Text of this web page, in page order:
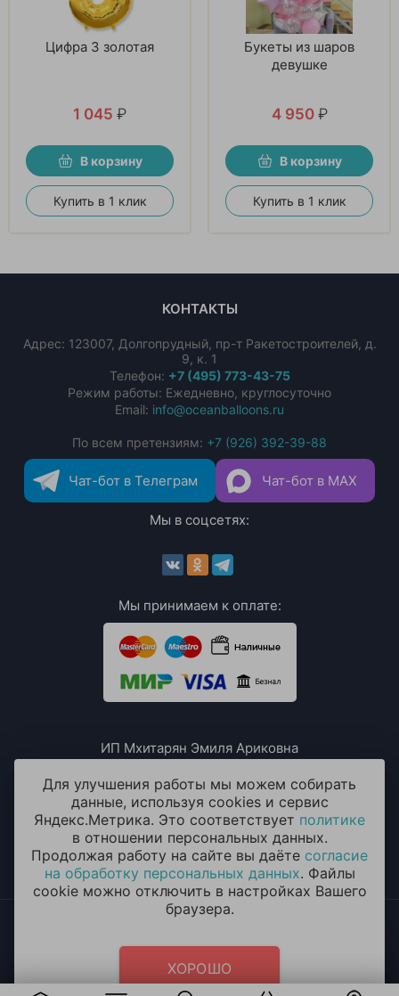
Цифра 3 золотая
1 045 ₽
В корзину
Купить в 1 клик
Букеты из шаров
девушке
4 950 ₽
В корзину
Купить в 1 клик
КОНТАКТЫ
Адрес: 123007, Долгопрудный, пр-т Ракетостроителей, д.
9, к. 1
Телефон: +7 (495) 773-43-75
Режим работы: Ежедневно, круглосуточно
Email: info@oceanballoons.ru
По всем претензиям: +7 (926) 392-39-88
Чат-бот в Телеграм Чат-бот в MAX
Мы в соцсетях:
Мы принимаем к оплате:
ИП Мхитарян Эмиля Ариковна
ИНН: 771385063807
ОГРН / ОГРНИП: 319508100076230
2014 - 2026 © «ОКЕАН ШАРОВ» Воздушные шары с
Политика конфиденциальности
согласие на обработку
персональных данных
Для улучшения работы мы можем собирать
данные, используя cookies и сервис
Яндекс.Метрика. Это соответствует политике
в отношении персональных данных.
Продолжая работу на сайте вы даёте согласие
на обработку персональных данных. Файлы
cookie можно отключить в настройках Вашего
браузера.
ХОРОШО